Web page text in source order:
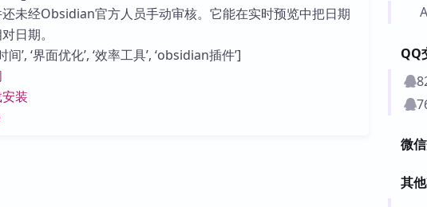
QQ
微
其
未经Obsidian官方人员手动审核。它能在实时预览中把日期
日期。
’, ‘界面优化’, ‘效率工具’, ‘obsidian插件’]
装